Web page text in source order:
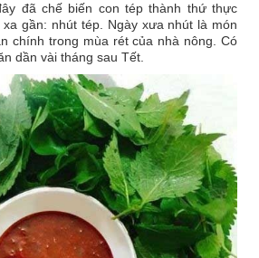
đã chế biến con tép thành thứ thực
gần: nhút tép. Ngày xưa nhút là món
chính trong mùa rét của nhà nông. Có
dần vài tháng sau Tết.